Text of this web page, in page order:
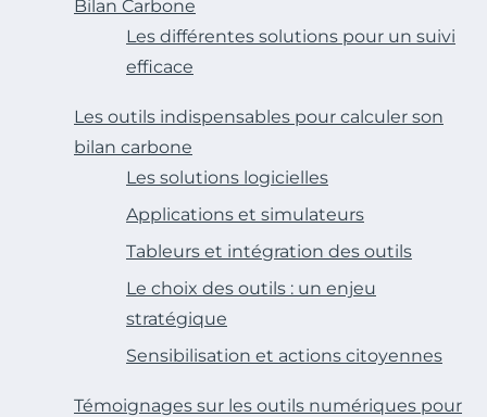
Bilan Carbone
Les différentes solutions pour un suivi
efficace
Les outils indispensables pour calculer son
bilan carbone
Les solutions logicielles
Applications et simulateurs
Tableurs et intégration des outils
Le choix des outils : un enjeu
stratégique
Sensibilisation et actions citoyennes
Témoignages sur les outils numériques pour